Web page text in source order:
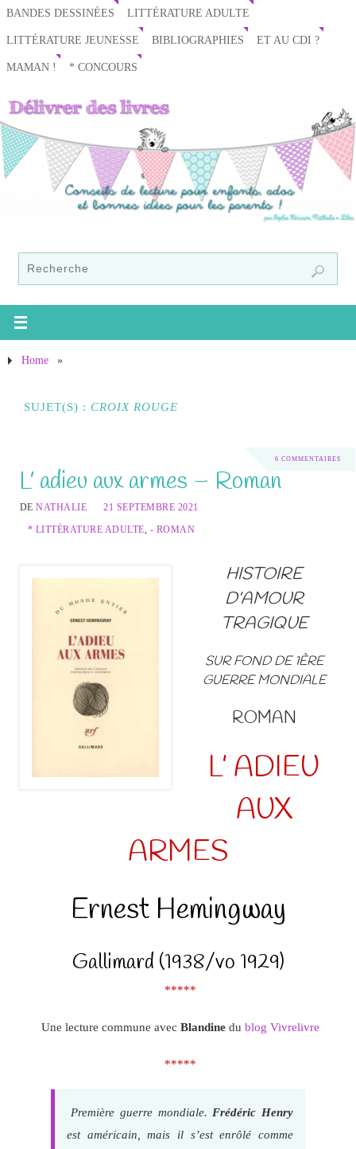
BANDES DESSINÉES LITTÉRATURE ADULTE
LITTÉRATURE JEUNESSE BIBLIOGRAPHIES ET AU CDI ?
MAMAN ! * CONCOURS
Home »
SUJET(S) : CROIX ROUGE
6 COMMENTAIRES
L’ adieu aux armes – Roman
DENATHALIE
21 SEPTEMBRE 2021
* LITTÉRATURE ADULTE, - ROMAN
HISTOIRE
D’AMOUR
TRAGIQUE
SUR FOND DE 1ÈRE
GUERRE MONDIALE
ROMAN
L’ ADIEU
AUX
ARMES
Ernest Hemingway
Gallimard (1938/vo 1929)
*****
Une lecture commune avec Blandinedu blog Vivrelivre
*****
Première guerre mondiale.Frédéric Henry
est américain, mais il s’est enrôlé comme